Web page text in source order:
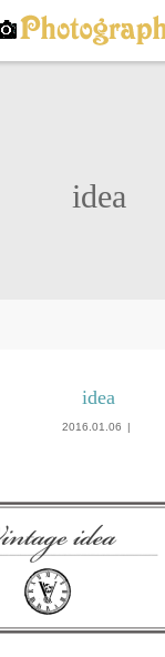
idea
idea
2016.01.06